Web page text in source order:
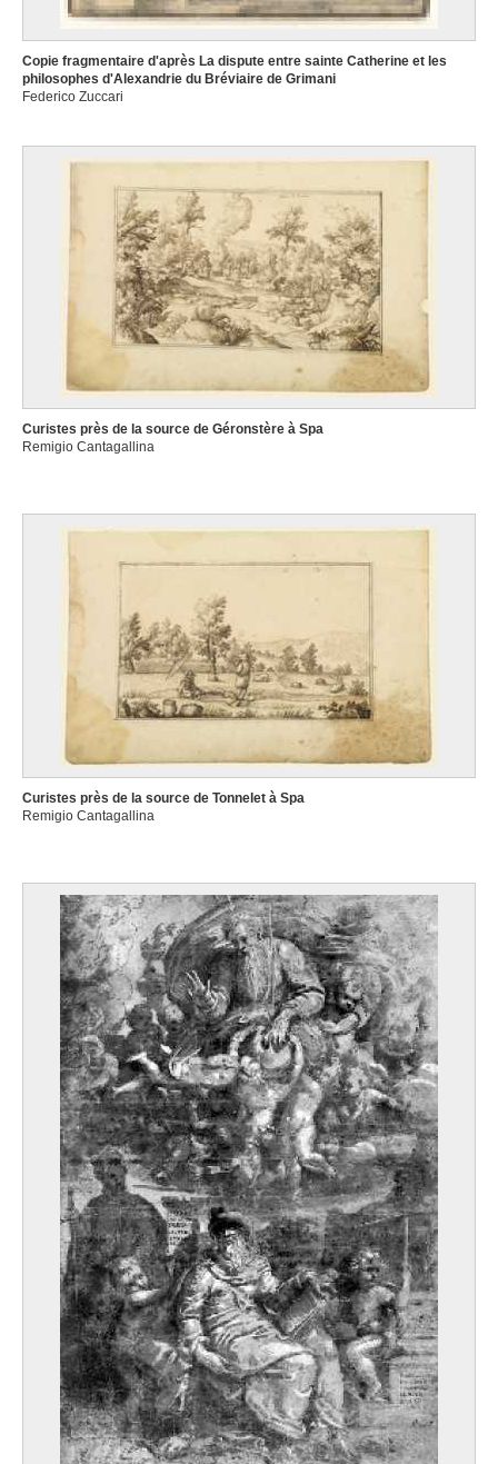
Copie fragmentaire d'après La dispute entre sainte Catherine et les
philosophes d'Alexandrie du Bréviaire de Grimani
Federico Zuccari
Curistes près de la source de Géronstère à Spa
Remigio Cantagallina
Curistes près de la source de Tonnelet à Spa
Remigio Cantagallina